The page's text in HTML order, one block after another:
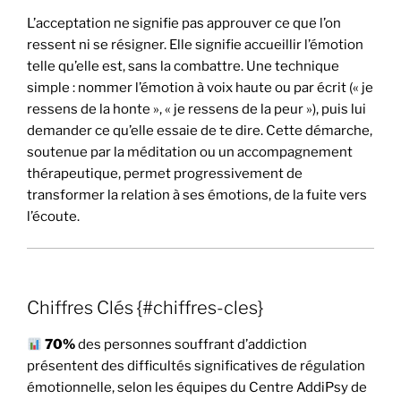
L’acceptation ne signifie pas approuver ce que l’on
ressent ni se résigner. Elle signifie accueillir l’émotion
telle qu’elle est, sans la combattre. Une technique
simple : nommer l’émotion à voix haute ou par écrit (« je
ressens de la honte », « je ressens de la peur »), puis lui
demander ce qu’elle essaie de te dire. Cette démarche,
soutenue par la méditation ou un accompagnement
thérapeutique, permet progressivement de
transformer la relation à ses émotions, de la fuite vers
l’écoute.
Chiffres Clés {#chiffres-cles}
70%des personnes souffrant d’addiction
présentent des difficultés significatives de régulation
émotionnelle, selon les équipes du Centre AddiPsy de